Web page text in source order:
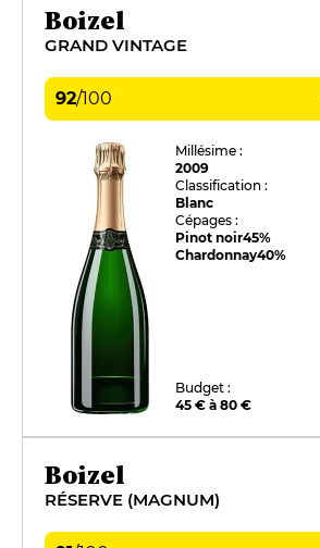
Boizel
GRAND VINTAGE
92/100
Millésime :
2009
Classification :
Blanc
Cépages :
Pinot noir45%
Chardonnay40%
Budget :
45 € à 80 €
Boizel
RÉSERVE (MAGNUM)